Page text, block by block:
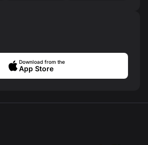
Download from the
App Store